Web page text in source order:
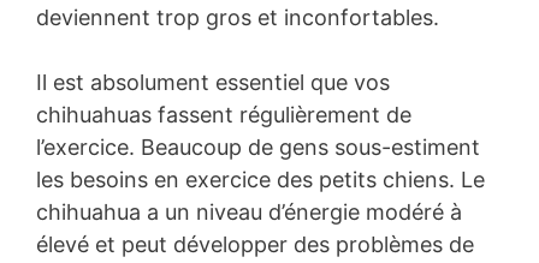
deviennent trop gros et inconfortables.
Il est absolument essentiel que vos
chihuahuas fassent régulièrement de
l’exercice. Beaucoup de gens sous-estiment
les besoins en exercice des petits chiens. Le
chihuahua a un niveau d’énergie modéré à
élevé et peut développer des problèmes de